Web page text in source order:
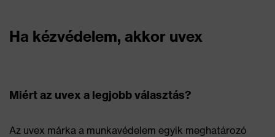
Ha kézvédelem, akkor uvex
Miért az uvex a legjobb választás?
Az uvex márka a munkavédelem egyik meghatározó